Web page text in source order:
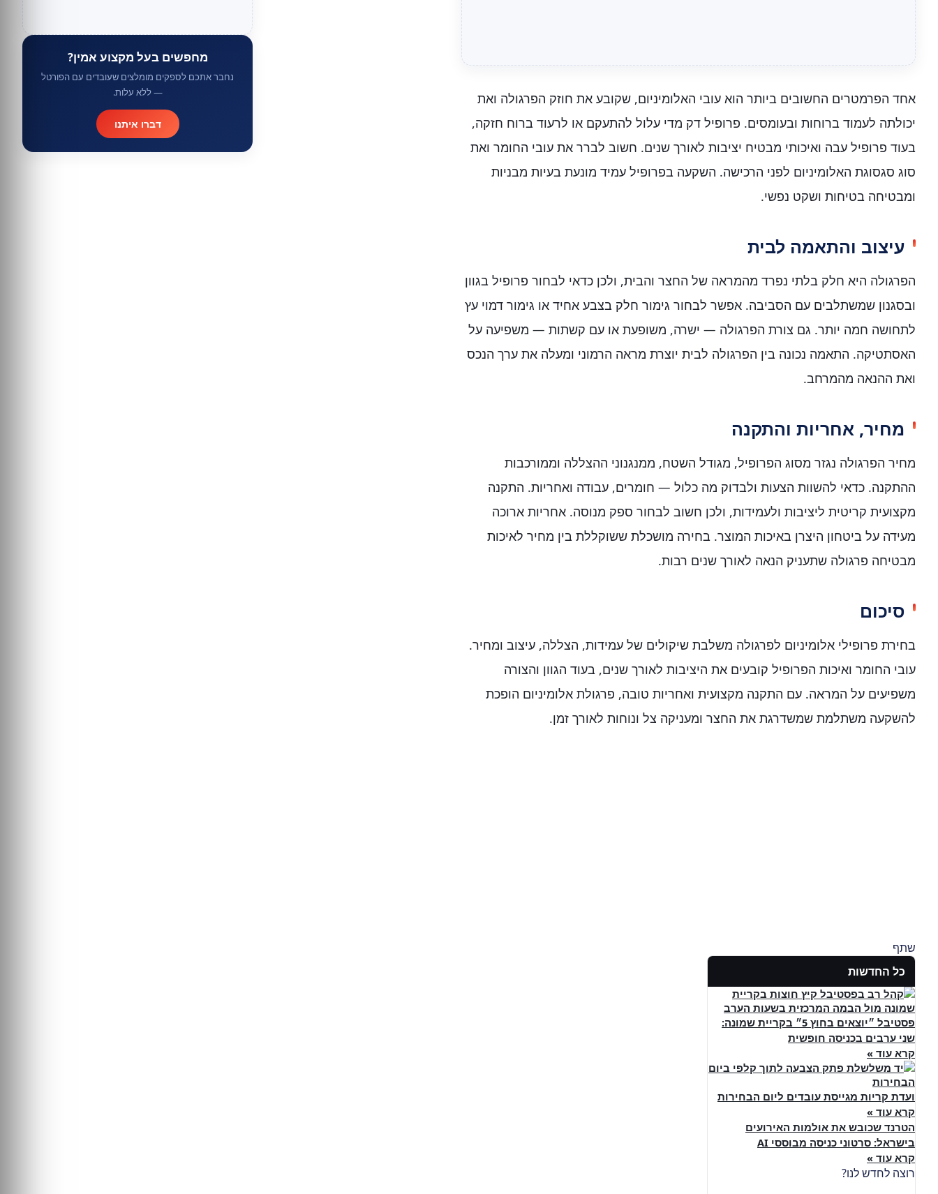
אחד הפרמטרים החשובים ביותר הוא עובי האלומיניום, שקובע את חוזק הפרגולה ואת
יכולתה לעמוד ברוחות ובעומסים. פרופיל דק מדי עלול להתעקם או לרעוד ברוח חזקה,
בעוד פרופיל עבה ואיכותי מבטיח יציבות לאורך שנים. חשוב לברר את עובי החומר ואת
סוג סגסוגת האלומיניום לפני הרכישה. השקעה בפרופיל עמיד מונעת בעיות מבניות
ומבטיחה בטיחות ושקט נפשי.
עיצוב והתאמה לבית
הפרגולה היא חלק בלתי נפרד מהמראה של החצר והבית, ולכן כדאי לבחור פרופיל בגוון
ובסגנון שמשתלבים עם הסביבה. אפשר לבחור גימור חלק בצבע אחיד או גימור דמוי עץ
לתחושה חמה יותר. גם צורת הפרגולה — ישרה, משופעת או עם קשתות — משפיעה על
האסתטיקה. התאמה נכונה בין הפרגולה לבית יוצרת מראה הרמוני ומעלה את ערך הנכס
ואת ההנאה מהמרחב.
מחיר, אחריות והתקנה
מחיר הפרגולה נגזר מסוג הפרופיל, מגודל השטח, ממנגנוני ההצללה וממורכבות
ההתקנה. כדאי להשוות הצעות ולבדוק מה כלול — חומרים, עבודה ואחריות. התקנה
מקצועית קריטית ליציבות ולעמידות, ולכן חשוב לבחור ספק מנוסה. אחריות ארוכה
מעידה על ביטחון היצרן באיכות המוצר. בחירה מושכלת ששוקללת בין מחיר לאיכות
מבטיחה פרגולה שתעניק הנאה לאורך שנים רבות.
סיכום
בחירת פרופילי אלומיניום לפרגולה משלבת שיקולים של עמידות, הצללה, עיצוב ומחיר.
עובי החומר ואיכות הפרופיל קובעים את היציבות לאורך שנים, בעוד הגוון והצורה
משפיעים על המראה. עם התקנה מקצועית ואחריות טובה, פרגולת אלומיניום הופכת
להשקעה משתלמת שמשדרגת את החצר ומעניקה צל ונוחות לאורך זמן.
שתף
כל החדשות
פסטיבל ״יוצאים בחוץ 5״ בקריית שמונה:
שני ערבים בכניסה חופשית
קרא עוד »
ועדת קריות מגייסת עובדים ליום הבחירות
קרא עוד »
הטרנד שכובש את אולמות האירועים
בישראל: סרטוני כניסה מבוססי AI
קרא עוד »
רוצה לחדש לנו?
מחפשים בעל מקצוע אמין?
נחבר אתכם לספקים מומלצים שעובדים עם הפורטל
— ללא עלות.
דברו איתנו